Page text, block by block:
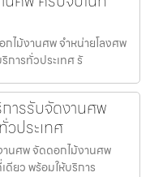
ไม้งานศพ จำหน่ายโลงศพ
การทั่วประเทศ รั
ารรับจัดงานศพ
ประเทศ
านศพ จัดดอกไม้งานศพ
ดียว พร้อมให้บริการ